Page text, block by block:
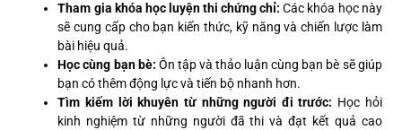
Tham gia khóa học luyện thi chứng chỉ: Các khóa học này
sẽ cung cấp cho bạn kiến thức, kỹ năng và chiến lược làm
bài hiệu quả.
Học cùng bạn bè: Ôn tập và thảo luận cùng bạn bè sẽ giúp
bạn có thêm động lực và tiến bộ nhanh hơn.
Tìm kiếm lời khuyên từ những người đi trước: Học hỏi
kinh nghiệm từ những người đã thi và đạt kết quả cao